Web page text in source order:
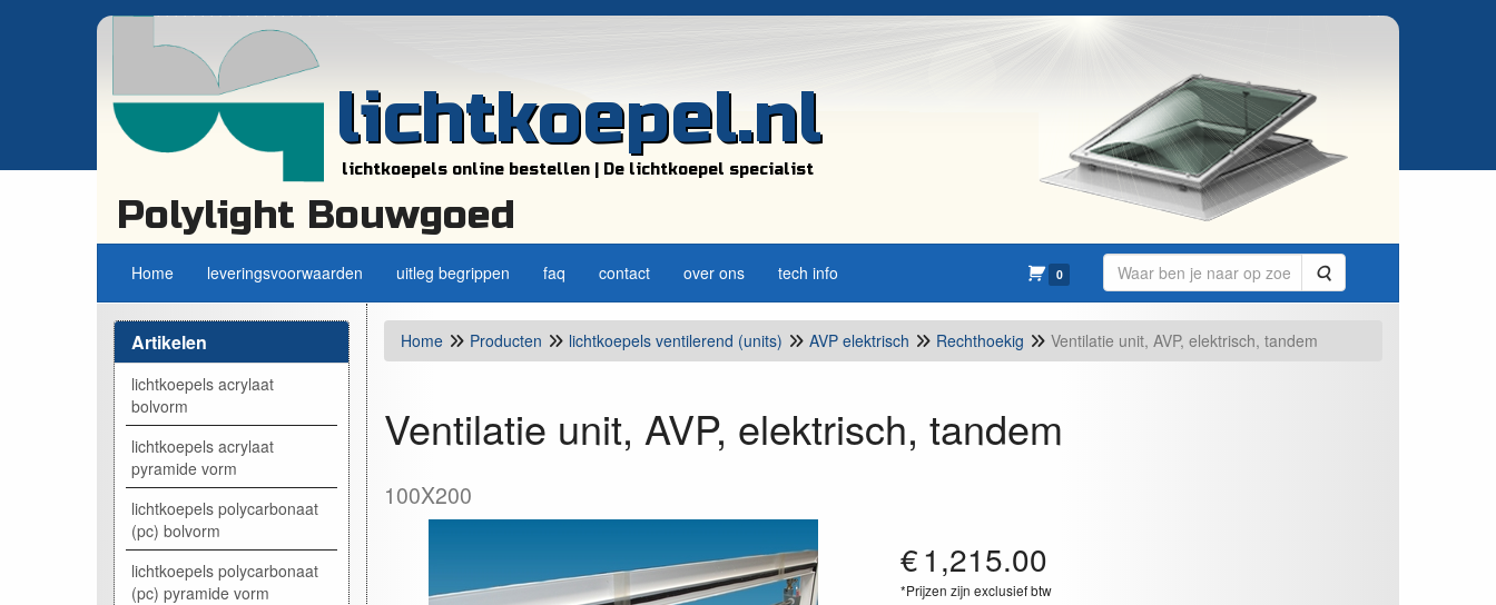
lichtkoepel.nl
lichtkoepels online bestellen | De lichtkoepel specialist
Polylight Bouwgoed
Home leveringsvoorwaarden uitleg begrippen faq contact over ons tech info 0 Zoeken
Artikelen
lichtkoepels acrylaat
bolvorm
lichtkoepels acrylaat
pyramide vorm
lichtkoepels polycarbonaat
(pc) bolvorm
lichtkoepels polycarbonaat
(pc) pyramide vorm
Home Producten lichtkoepels ventilerend (units) AVP elektrisch Rechthoekig Ventilatie unit, AVP, elektrisch, tandem
Ventilatie unit, AVP, elektrisch, tandem
100X200
€1,215.00
*Prijzen zijn exclusief btw